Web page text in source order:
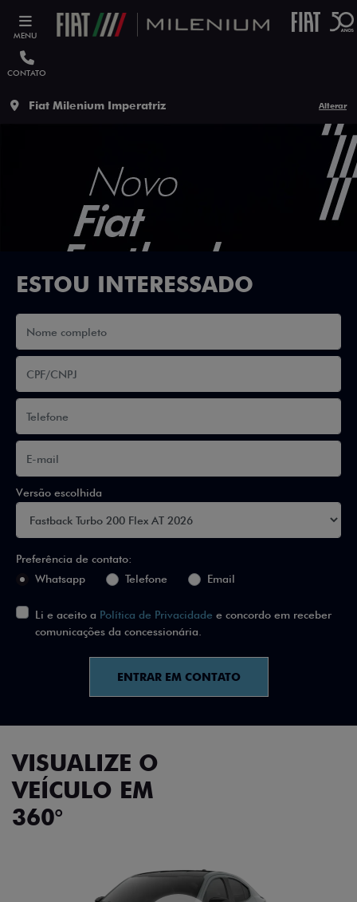
MENU
CONTATO
Fiat Milenium Imperatriz Alterar
ESTOU INTERESSADO
Versão escolhida
Preferência de contato:
Whatsapp
Telefone Email
Li e aceito a Política de Privacidade e concordo em receber
comunicações da concessionária.
ENTRAR EM CONTATO
VISUALIZE O
VEÍCULO EM
360°